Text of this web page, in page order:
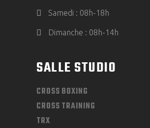
Samedi : 08h-18h
Dimanche : 08h-14h
SALLE STUDIO
CROSS BOXING
CROSS TRAINING
TRX